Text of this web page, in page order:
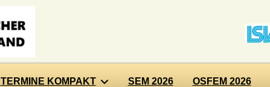
TERMINE KOMPAKT SEM 2026 OSFEM 2026